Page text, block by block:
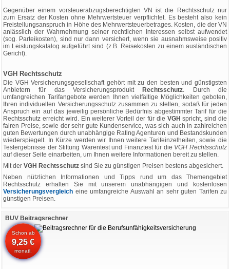
Gegenüber einem vorsteuerabzugsberechtigten VN ist die Rechtsschutz nur
zum Ersatz der Kosten ohne Mehrwertsteuer verpflichtet. Es besteht also kein
Freistellungsanspruch in Höhe des Mehrwertsteuerbetrages. Kosten, die der VN
anlässlich der Wahrnehmung seiner rechtlichen Interessen selbst aufwendet
(sog. Parteikosten), sind nur dann versichert, wenn sie ausnahmsweise positiv
im Leistungskatalog aufgeführt sind (z.B. Reisekosten zu einem ausländischen
Gericht).
VGH Rechtsschutz
Die VGH Versicherungsgesellschaft gehört mit zu den besten und günstigsten
Anbietern für das Versicherungsprodukt
Rechtsschutz. Durch die
umfangreichen Tarifangebote werden Ihnen vielfältige Möglichkeiten geboten,
Ihren individuellen Versicherungsschutz zusammen zu stellen, sodaß für jeden
Anspruch ein auf das jeweilig persönliche Bedürfnis abgestimmter Tarif für die
Rechtsschutz erreicht wird. Ein weiterer Vorteil der für die VGHspricht, sind die
fairen Preise, sowie der sehr gute Kundenservice, was sich auch in zahlreichen
guten Bewertungen durch unabhängige Rating Agenturen und Bestandskunden
wiederspiegelt. In Kürze werden wir Ihnen weitere Tarifeinzelheiten, sowie die
Testergebnisse der Stiftung Warentest und Finanztest für die VGH Rechtsschutz
auf dieser Seite einarbeiten, um Ihnen weitere Informationen bereit zu stellen.
Mit der VGH Rechtsschutz sind Sie zu günstigen Preisen bestens abgesichert.
Neben nützlichen Informationen und Tipps rund um das Themengebiet
Rechtsschutz erhalten Sie mit unserem unabhängigen und kostenlosen
Versicherungsvergleich eine umfangreiche Auswahl an sehr guten Tarifen zu
günstigen Preisen.
BUV Beitragsrechner
Schon ab
9,25 €
monatl.